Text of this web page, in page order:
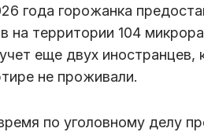
года горожанка
на территории 104
еще двух иностранцев,
не проживали.
по уголовному делу